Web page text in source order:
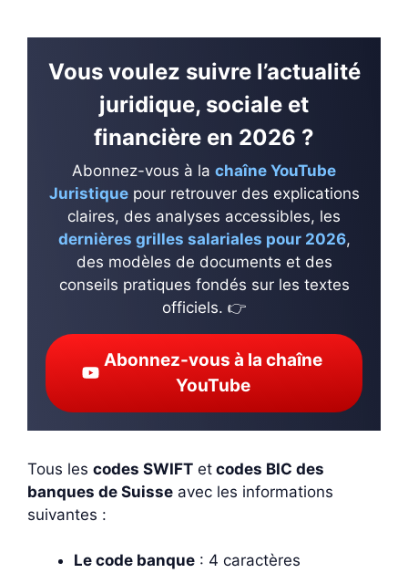
Vous voulez suivre l’actualité
juridique, sociale et
financière en 2026 ?
Abonnez-vous à la chaîne YouTube
Juristiquepour retrouver des explications
claires, des analyses accessibles, les
dernières grilles salariales pour 2026,
des modèles de documents et des
conseils pratiques fondés sur les textes
officiels. 👉
Abonnez-vous à la chaîne
YouTube
Tous les codes SWIFT et codes BIC des
banques de Suisse avec les informations
suivantes :
Le code banque : 4 caractères